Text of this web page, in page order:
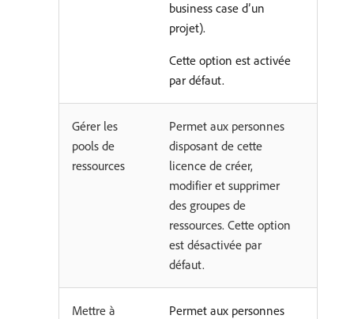
business case d’un
projet).
Cette option est activée
par défaut.
Gérer les
pools de
ressources
Permet aux personnes
disposant de cette
licence de créer,
modifier et supprimer
des groupes de
ressources. Cette option
est désactivée par
défaut.
Mettre à
Permet aux personnes